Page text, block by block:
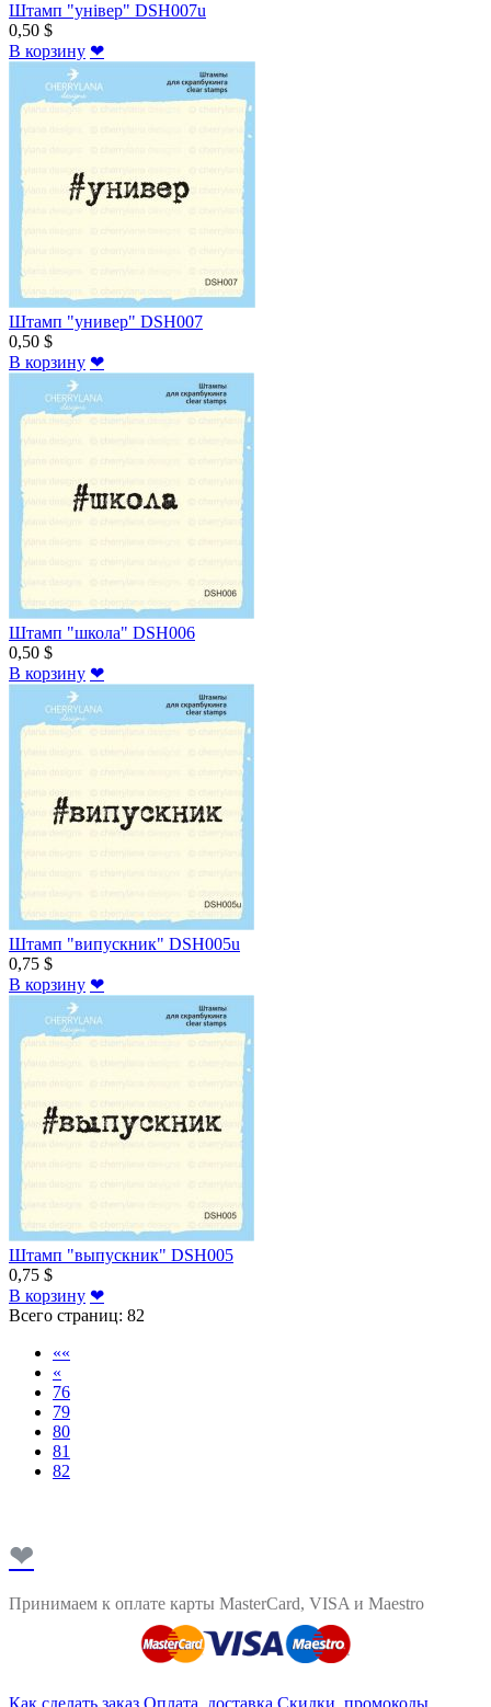
Штамп "універ" DSH007u
0,50 $
В корзину ❤
Штамп "универ" DSH007
0,50 $
В корзину ❤
Штамп "школа" DSH006
0,50 $
В корзину ❤
Штамп "випускник" DSH005u
0,75 $
В корзину ❤
Штамп "выпускник" DSH005
0,75 $
В корзину ❤
Всего страниц: 82
««
«
76
79
80
81
82
❤
Принимаем к оплате карты MasterCard, VISA и Maestro